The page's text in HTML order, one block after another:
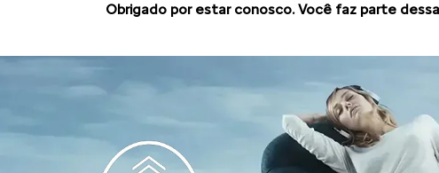
Obrigado por estar conosco. Você faz parte